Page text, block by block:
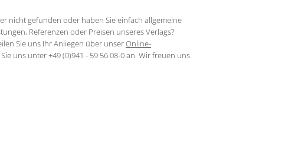
nicht gefunden oder haben Sie einfach allgemeine
Referenzen oder Preisen unseres Verlags?
Sie uns Ihr Anliegen über unserOnline-
uns unter +49 (0)941 - 59 56 08-0 an. Wir freuen uns